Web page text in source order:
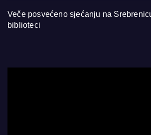
Veče posvećeno sjećanju na
biblioteci